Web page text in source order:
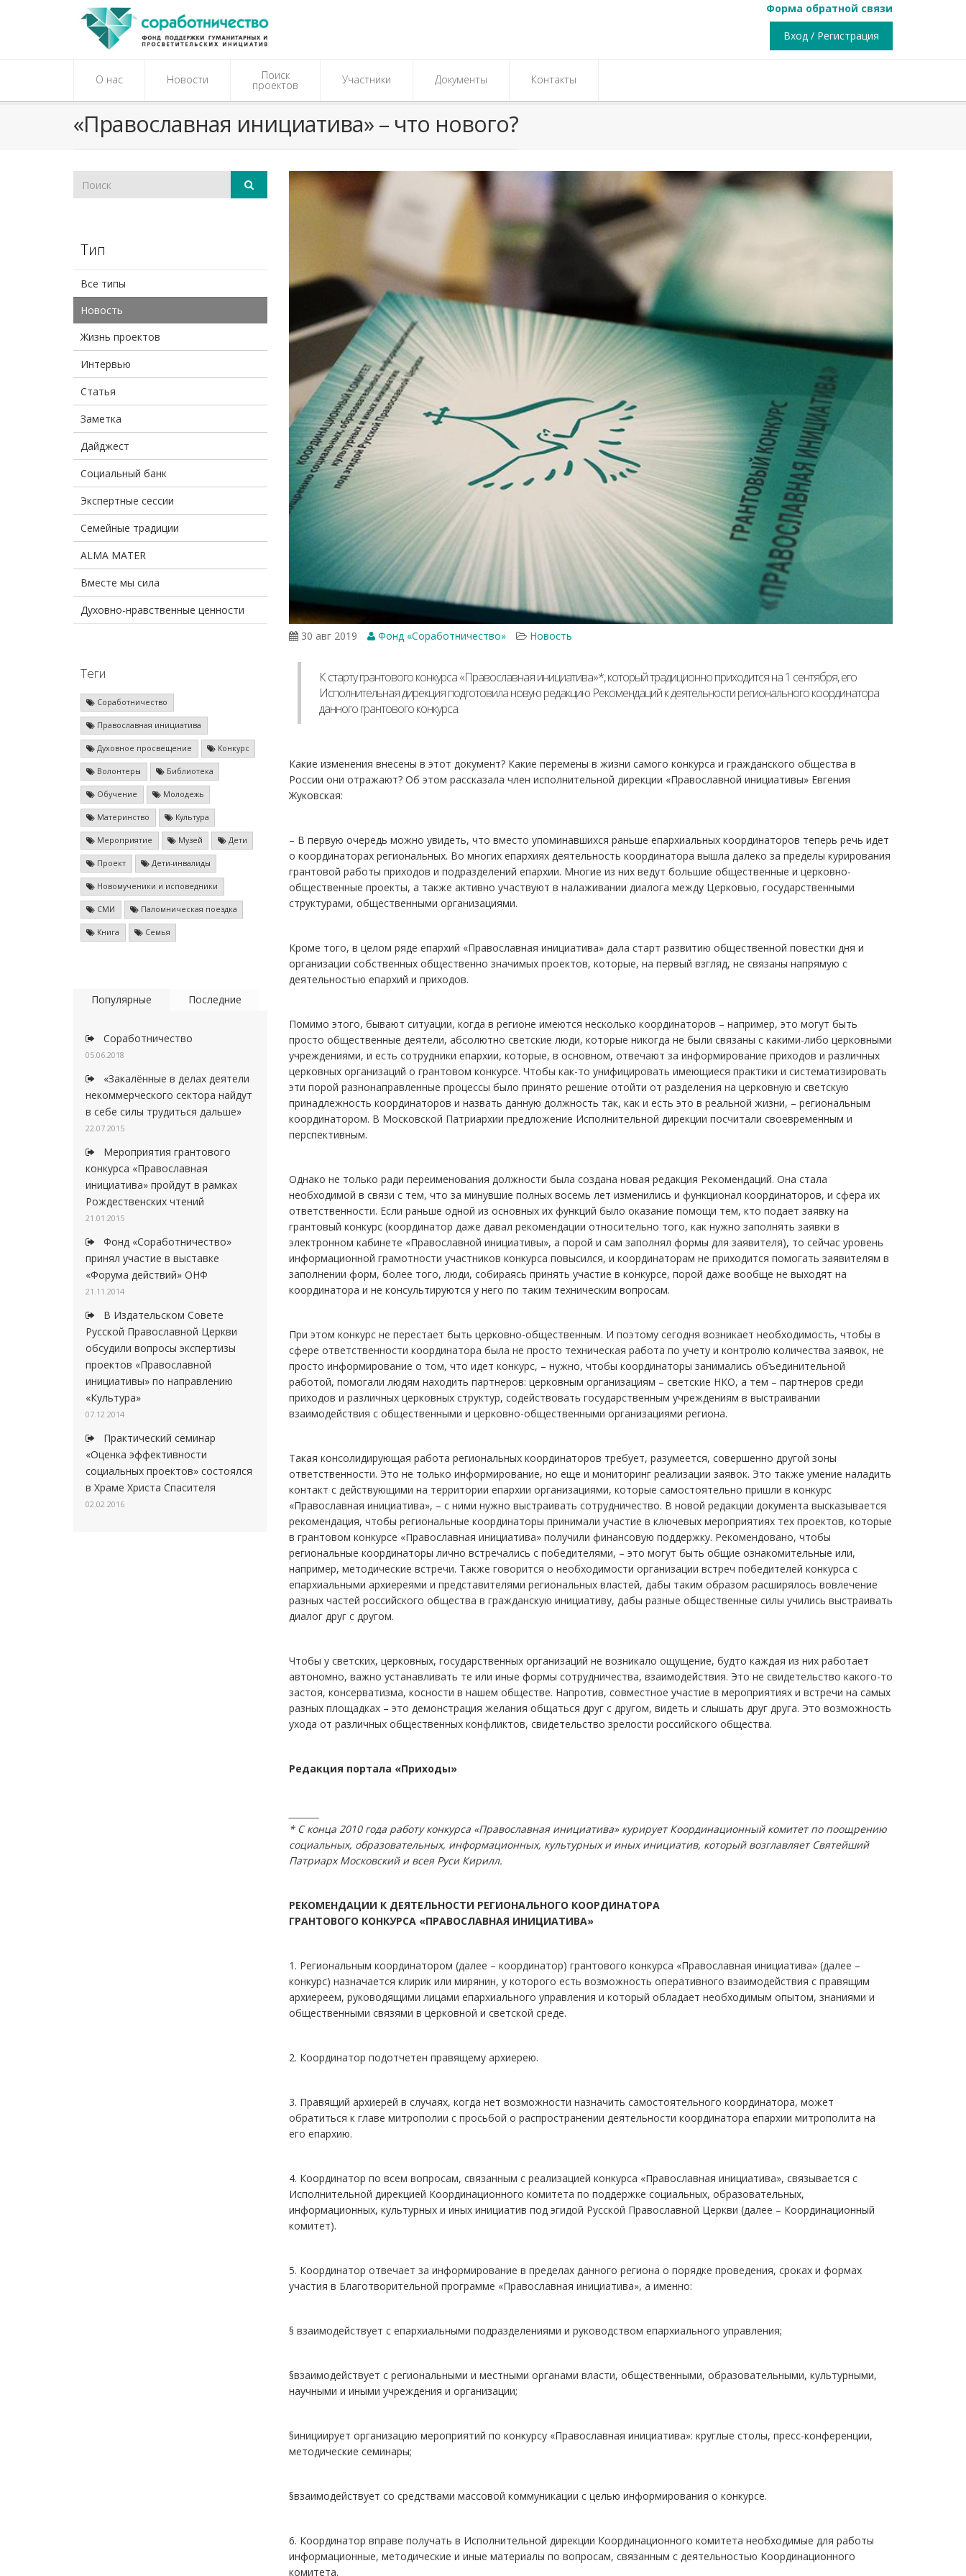
Форма обратной связи
Вход / Регистрация
О нас Новости Поиск
проектов Участники Документы Контакты
«Православная инициатива» – что нового?
Тип
Все типы
Новость
Жизнь проектов
Интервью
Статья
Заметка
Дайджест
Социальный банк
Экспертные сессии
Семейные традиции
ALMA MATER
Вместе мы сила
Духовно-нравственные ценности
Теги
Соработничество
Православная инициатива
Духовное просвещение Конкурс
Волонтеры Библиотека
Обучение Молодежь
Материнство Культура
Мероприятие Музей Дети
Проект Дети-инвалиды
Новомученики и исповедники
СМИ Паломническая поездка
Книга Семья
Популярные Последние
Соработничество
05.06.2018
«Закалённые в делах деятели
некоммерческого сектора найдут
в себе силы трудиться дальше»
22.07.2015
Мероприятия грантового
конкурса «Православная
инициатива» пройдут в рамках
Рождественских чтений
21.01.2015
Фонд «Соработничество»
принял участие в выставке
«Форума действий» ОНФ
21.11.2014
В Издательском Совете
Русской Православной Церкви
обсудили вопросы экспертизы
проектов «Православной
инициативы» по направлению
«Культура»
07.12.2014
Практический семинар
«Оценка эффективности
социальных проектов» состоялся
в Храме Христа Спасителя
02.02.2016
30 авг 2019 Фонд «Соработничество» Новость
К старту грантового конкурса «Православная инициатива»*, который традиционно приходится на 1 сентября, его
Исполнительная дирекция подготовила новую редакцию Рекомендаций к деятельности регионального координатора
данного грантового конкурса.
Какие изменения внесены в этот документ? Какие перемены в жизни самого конкурса и гражданского общества в
России они отражают? Об этом рассказала член исполнительной дирекции «Православной инициативы» Евгения
Жуковская:
– В первую очередь можно увидеть, что вместо упоминавшихся раньше епархиальных координаторов теперь речь идет
о координаторах региональных. Во многих епархиях деятельность координатора вышла далеко за пределы курирования
грантовой работы приходов и подразделений епархии. Многие из них ведут большие общественные и церковно-
общественные проекты, а также активно участвуют в налаживании диалога между Церковью, государственными
структурами, общественными организациями.
Кроме того, в целом ряде епархий «Православная инициатива» дала старт развитию общественной повестки дня и
организации собственных общественно значимых проектов, которые, на первый взгляд, не связаны напрямую с
деятельностью епархий и приходов.
Помимо этого, бывают ситуации, когда в регионе имеются несколько координаторов – например, это могут быть
просто общественные деятели, абсолютно светские люди, которые никогда не были связаны с какими-либо церковными
учреждениями, и есть сотрудники епархии, которые, в основном, отвечают за информирование приходов и различных
церковных организаций о грантовом конкурсе. Чтобы как-то унифицировать имеющиеся практики и систематизировать
эти порой разнонаправленные процессы было принято решение отойти от разделения на церковную и светскую
принадлежность координаторов и назвать данную должность так, как и есть это в реальной жизни, – региональным
координатором. В Московской Патриархии предложение Исполнительной дирекции посчитали своевременным и
перспективным.
Однако не только ради переименования должности была создана новая редакция Рекомендаций. Она стала
необходимой в связи с тем, что за минувшие полных восемь лет изменились и функционал координаторов, и сфера их
ответственности. Если раньше одной из основных их функций было оказание помощи тем, кто подает заявку на
грантовый конкурс (координатор даже давал рекомендации относительно того, как нужно заполнять заявки в
электронном кабинете «Православной инициативы», а порой и сам заполнял формы для заявителя), то сейчас уровень
информационной грамотности участников конкурса повысился, и координаторам не приходится помогать заявителям в
заполнении форм, более того, люди, собираясь принять участие в конкурсе, порой даже вообще не выходят на
координатора и не консультируются у него по таким техническим вопросам.
При этом конкурс не перестает быть церковно-общественным. И поэтому сегодня возникает необходимость, чтобы в
сфере ответственности координатора была не просто техническая работа по учету и контролю количества заявок, не
просто информирование о том, что идет конкурс, – нужно, чтобы координаторы занимались объединительной
работой, помогали людям находить партнеров: церковным организациям – светские НКО, а тем – партнеров среди
приходов и различных церковных структур, содействовать государственным учреждениям в выстраивании
взаимодействия с общественными и церковно-общественными организациями региона.
Такая консолидирующая работа региональных координаторов требует, разумеется, совершенно другой зоны
ответственности. Это не только информирование, но еще и мониторинг реализации заявок. Это также умение наладить
контакт с действующими на территории епархии организациями, которые самостоятельно пришли в конкурс
«Православная инициатива», – с ними нужно выстраивать сотрудничество. В новой редакции документа высказывается
рекомендация, чтобы региональные координаторы принимали участие в ключевых мероприятиях тех проектов, которые
в грантовом конкурсе «Православная инициатива» получили финансовую поддержку. Рекомендовано, чтобы
региональные координаторы лично встречались с победителями, – это могут быть общие ознакомительные или,
например, методические встречи. Также говорится о необходимости организации встреч победителей конкурса с
епархиальными архиереями и представителями региональных властей, дабы таким образом расширялось вовлечение
разных частей российского общества в гражданскую инициативу, дабы разные общественные силы учились выстраивать
диалог друг с другом.
Чтобы у светских, церковных, государственных организаций не возникало ощущение, будто каждая из них работает
автономно, важно устанавливать те или иные формы сотрудничества, взаимодействия. Это не свидетельство какого-то
застоя, консерватизма, косности в нашем обществе. Напротив, совместное участие в мероприятиях и встречи на самых
разных площадках – это демонстрация желания общаться друг с другом, видеть и слышать друг друга. Это возможность
ухода от различных общественных конфликтов, свидетельство зрелости российского общества.
Редакция портала «Приходы»
* С конца 2010 года работу конкурса «Православная инициатива» курирует Координационный комитет по поощрению
социальных, образовательных, информационных, культурных и иных инициатив, который возглавляет Святейший
Патриарх Московский и всея Руси Кирилл.
РЕКОМЕНДАЦИИ К ДЕЯТЕЛЬНОСТИ РЕГИОНАЛЬНОГО КООРДИНАТОРА
ГРАНТОВОГО КОНКУРСА «ПРАВОСЛАВНАЯ ИНИЦИАТИВА»
1. Региональным координатором (далее – координатор) грантового конкурса «Православная инициатива» (далее –
конкурс) назначается клирик или мирянин, у которого есть возможность оперативного взаимодействия с правящим
архиереем, руководящими лицами епархиального управления и который обладает необходимым опытом, знаниями и
общественными связями в церковной и светской среде.
2. Координатор подотчетен правящему архиерею.
3. Правящий архиерей в случаях, когда нет возможности назначить самостоятельного координатора, может
обратиться к главе митрополии с просьбой о распространении деятельности координатора епархии митрополита на
его епархию.
4. Координатор по всем вопросам, связанным с реализацией конкурса «Православная инициатива», связывается с
Исполнительной дирекцией Координационного комитета по поддержке социальных, образовательных,
информационных, культурных и иных инициатив под эгидой Русской Православной Церкви (далее – Координационный
комитет).
5. Координатор отвечает за информирование в пределах данного региона о порядке проведения, сроках и формах
участия в Благотворительной программе «Православная инициатива», а именно:
§ взаимодействует с епархиальными подразделениями и руководством епархиального управления;
§взаимодействует с региональными и местными органами власти, общественными, образовательными, культурными,
научными и иными учреждения и организации;
§инициирует организацию мероприятий по конкурсу «Православная инициатива»: круглые столы, пресс-конференции,
методические семинары;
§взаимодействует со средствами массовой коммуникации с целью информирования о конкурсе.
6. Координатор вправе получать в Исполнительной дирекции Координационного комитета необходимые для работы
информационные, методические и иные материалы по вопросам, связанным с деятельностью Координационного
комитета.